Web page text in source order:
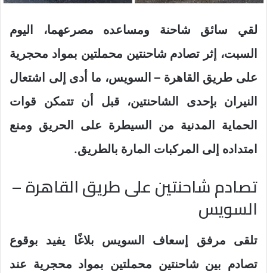
لقي سائق شاحنة ومساعده مصرعهما، اليوم
السبت، إثر تصادم شاحنتين محملتين بمواد محجرية
على طريق القاهرة – السويس، ما أدى إلى اشتعال
النيران بإحدى الشاحنتين، قبل أن تتمكن قوات
الحماية المدنية من السيطرة على الحريق ومنع
امتداده إلى المركبات المارة بالطريق.
تصادم شاحنتين على طريق القاهرة –
السويس
تلقى مرفق إسعاف السويس بلاغًا يفيد بوقوع
تصادم بين شاحنتين محملتين بمواد محجرية عند